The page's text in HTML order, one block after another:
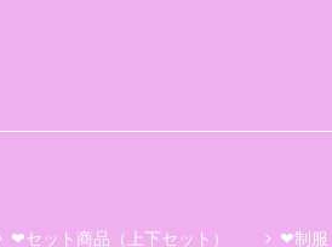
❤セット商品（上下セット） ❤制服